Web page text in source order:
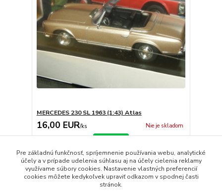
MERCEDES 230 SL 1963 (1:43) Atlas
16,00 EUR/ks Nie je skladom
strana z 1
Pre základnú funkčnosť, spríjemnenie používania webu, analytické
účely a v prípade udelenia súhlasu aj na účely cielenia reklamy
využívame súbory cookies. Nastavenie vlastných preferencií
cookies môžete kedykoľvek upraviť odkazom v spodnej časti
stránok.